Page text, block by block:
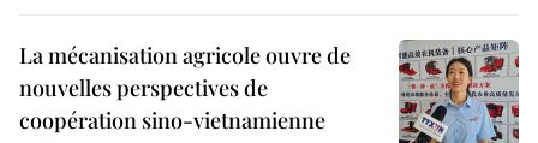
La mécanisation agricole ouvre de
nouvelles perspectives de
coopération sino-vietnamienne